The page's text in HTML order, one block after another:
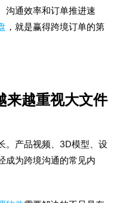
沟通效率和订单推进速
，就是赢得跨境订单的第
来越重视大文件
。产品视频、3D模型、设
成为跨境沟通的常见内